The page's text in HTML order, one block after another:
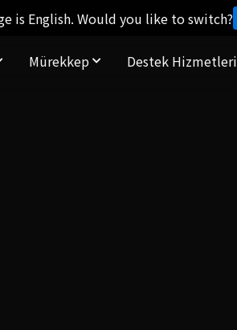
Mürekkep Destek Hizmetleri
is English. Would you like to switch?